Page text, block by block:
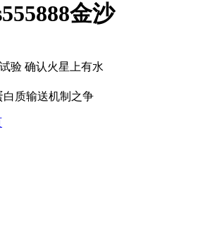
金沙
验 确认火星上有水
白质输送机制之争